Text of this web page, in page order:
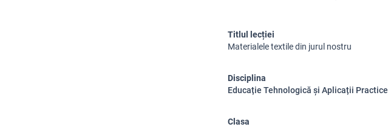
Titlul lecției
Materialele textile din jurul nostru
Disciplina
Educație Tehnologică și Aplicații Practice
Clasa